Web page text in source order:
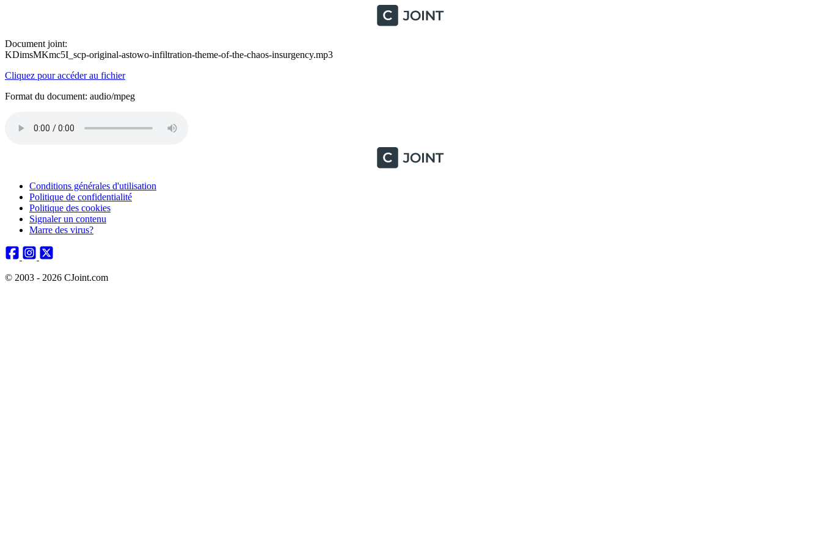
Document joint:
KDimsMKmc5I_scp-original-astowo-infiltration-theme-of-the-chaos-insurgency.mp3
Cliquez pour accéder au fichier
Format du document: audio/mpeg
Conditions générales d'utilisation
Politique de confidentialité
Politique des cookies
Signaler un contenu
Marre des virus?
© 2003 - 2026 CJoint.com